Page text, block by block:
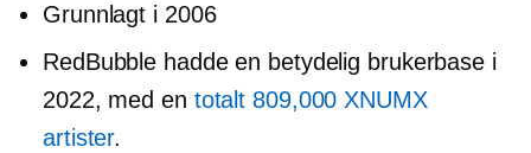
Grunnlagt i 2006
RedBubble hadde en betydelig brukerbase i
2022, med en totalt 809,000 XNUMX
artister.